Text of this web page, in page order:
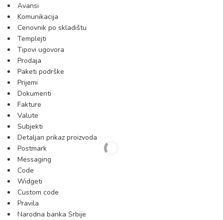
Avansi
Komunikacija
Cenovnik po skladištu
Templejti
Tipovi ugovora
Prodaja
Paketi podrške
Prijemi
Dokumenti
Fakture
Valute
Subjekti
Detaljan prikaz proizvoda
Postmark
Messaging
Code
Widgeti
Custom code
Pravila
Narodna banka Srbije